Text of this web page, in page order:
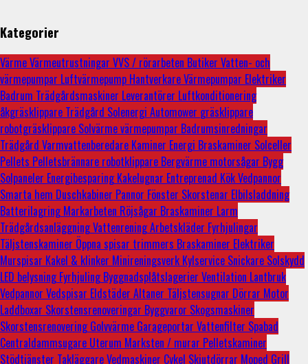
Kategorier
VärmeVärmeutrustningar VVS / rörarbeten Butiker Vatten- och
värmepumpar Luftvärmepump HantverkareVärmepumpar Elektriker
Badrum Trädgårdsmaskiner Leverantörer Luftkonditionering
åkgräsklippare Trädgård Solenergi Automower gräsklippare
robotgräsklippare Solvärmevärmepumpar Badrumsinredningar
Trädgård Varmvattenberedare Kaminer Energi Braskaminer Solceller
Pellets Pelletsbrännare robotklippare Bergvärme motorsågar Bygg
Solpaneler EnergibesparingKakelugnar Entreprenad KökVedpannor
Smarta hem Duschkabiner Pannor Fönster Skorstenar Elbilsladdning
BatterilagringMarkarbeten Röjsågar Braskaminer Larm
TrädgårdsanläggningVattenreningArbetskläder Fyrhjulingar
Täljstenskaminer Öppna spisar trimmers Braskaminer Elektriker
Murspisar Kakel & klinker Minireningsverk Kylservice Snickare Solskydd
LED belysningFyrhjulingByggnadsplåtslagerier Ventilation Lantbruk
Vedpannor Vedspisar Eldstäder Altaner Täljstensugnar Dörrar Motor
Laddboxar Skorstensrenoveringar Byggvaror Skogsmaskiner
SkorstensrenoveringGolvvärme Garageportar Vattenfilter Spabad
Centraldammsugare Uterum Marksten / murar Pelletskaminer
Stödtjänster TakläggareVedmaskiner Cykel Skjutdörrar Moped Grill